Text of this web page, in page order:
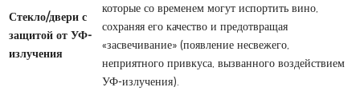
Стекло/двери с
защитой от УФ-
излучения
которые со временем могут испортить вино,
сохраняя его качество и предотвращая
«засвечивание» (появление несвежего,
неприятного привкуса, вызванного воздействием
УФ-излучения).